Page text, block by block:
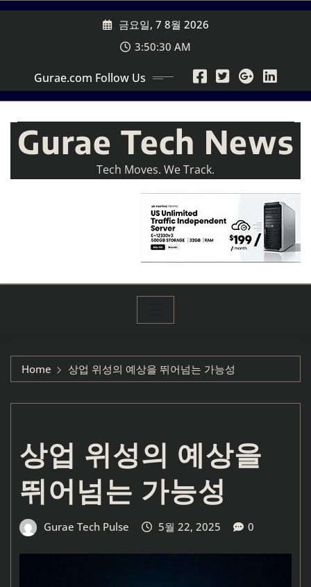
Skip
금요일, 7 8월 2026
3:50:32 AM
Gurae.com Follow Us
Gurae Tech News
Tech Moves. We Track.
Home 상업 위성의 예상을 뛰어넘는 가능성
상업 위성의 예상을
뛰어넘는 가능성
Gurae Tech Pulse 5월 22, 2025 0